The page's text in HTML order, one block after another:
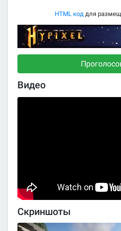
HTML код для
Видео
Скриншоты